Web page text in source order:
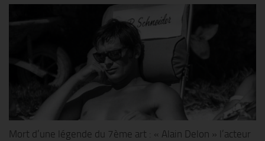
Mort d’une légende du 7ème art : « Alain Delon » l’acteur